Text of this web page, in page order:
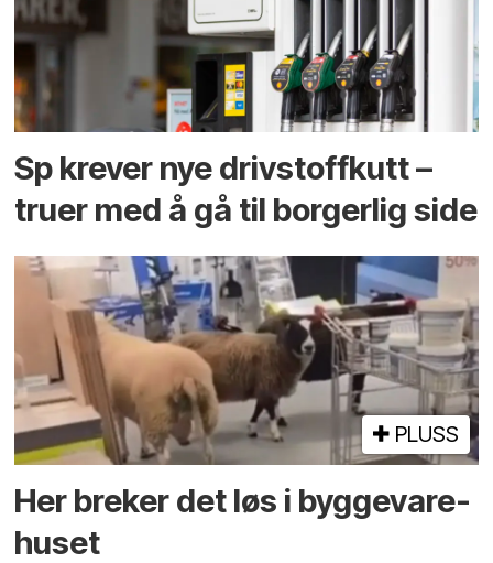
Sp krever nye drivstoffkutt –
truer med å gå til borgerlig side
PLUSS
Her breker det løs i bygge­vare­
huset